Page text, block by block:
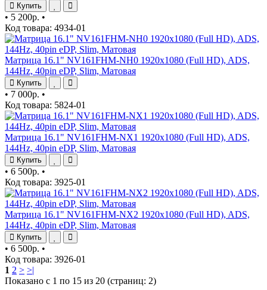
Купить
• 5 200р. •
Код товара: 4934-01
Матрица 16.1" NV161FHM-NH0 1920x1080 (Full HD), ADS,
144Hz, 40pin eDP, Slim, Матовая
Купить
• 7 000р. •
Код товара: 5824-01
Матрица 16.1" NV161FHM-NX1 1920x1080 (Full HD), ADS,
144Hz, 40pin eDP, Slim, Матовая
Купить
• 6 500р. •
Код товара: 3925-01
Матрица 16.1" NV161FHM-NX2 1920x1080 (Full HD), ADS,
144Hz, 40pin eDP, Slim, Матовая
Купить
• 6 500р. •
Код товара: 3926-01
1 2 > >|
Показано с 1 по 15 из 20 (страниц: 2)